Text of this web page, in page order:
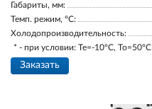
Габариты, мм:
Темп. режим, °С:
Холодопроизводительность:
* - при условии: Te=-10ºC, To=50ºC
Заказать